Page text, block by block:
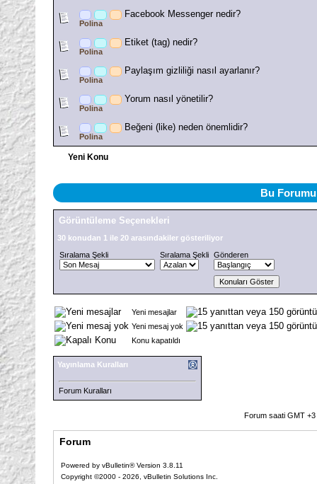
Facebook Messenger nedir?
Polina
Etiket (tag) nedir?
Polina
Paylaşım gizliliği nasıl ayarlanır?
Polina
Yorum nasıl yönetilir?
Polina
Beğeni (like) neden önemlidir?
Polina
Yeni Konu
Bu
Görüntüleme Seçenekleri
30 konudan 1 ile 20 arasındakiler gösteriliyor
Sıralama Şekli
Sıralama Şekli Gönderen
Yeni mesajlar
Yeni mesaj yok
Konu kapatıldı
Yayınlama Kuralları
Forum Kuralları
Forum saati GMT
Forum
Powered by vBulletin® Version 3.8.11
Copyright ©2000 - 2026, vBulletin Solutions Inc.